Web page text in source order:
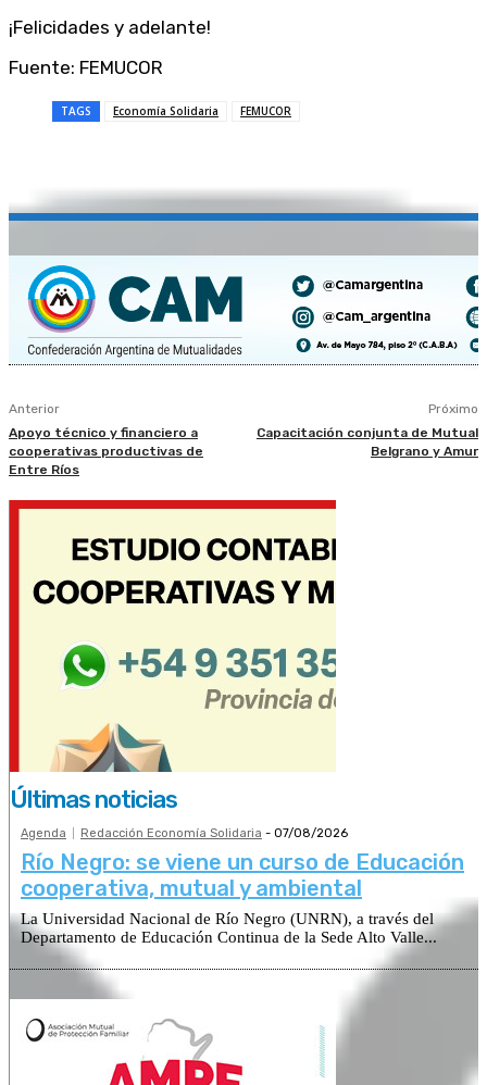
¡Felicidades y adelante!
Fuente: FEMUCOR
TAGS Economía Solidaria FEMUCOR
Anterior
Apoyo técnico y financiero a
cooperativas productivas de
Entre Ríos
Próximo
Capacitación conjunta de Mutual
Belgrano y Amur
Últimas noticias
Agenda Redacción Economía Solidaria - 07/08/2026
Río Negro: se viene un curso de Educación
cooperativa, mutual y ambiental
La Universidad Nacional de Río Negro (UNRN), a través del
Departamento de Educación Continua de la Sede Alto Valle...